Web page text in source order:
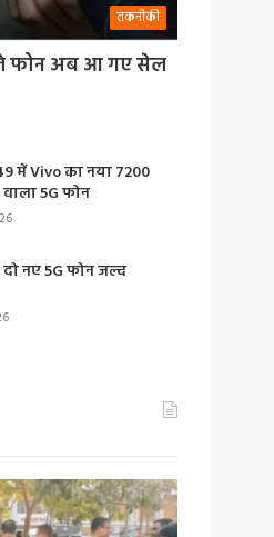
तकनीकी
फोन अब आ गए सेल
में Vivo का नया 7200
5G फोन
नए 5G फोन जल्द